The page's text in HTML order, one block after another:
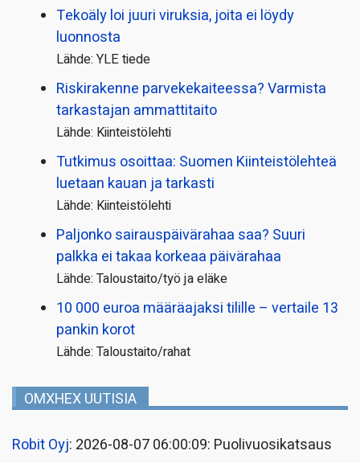
Tekoäly loi juuri viruksia, joita ei löydy
luonnosta
Lähde: YLE tiede
Riskirakenne parvekekaiteessa? Varmista
tarkastajan ammattitaito
Lähde: Kiinteistölehti
Tutkimus osoittaa: Suomen Kiinteistölehteä
luetaan kauan ja tarkasti
Lähde: Kiinteistölehti
Paljonko sairauspäivä­rahaa saa? Suuri
palkka ei takaa korkeaa päivärahaa
Lähde: Taloustaito/työ ja eläke
10 000 euroa määräajaksi tilille – vertaile 13
pankin korot
Lähde: Taloustaito/rahat
OMXHEX UUTISIA
Robit Oyj: 2026-08-07 06:00:09: Puolivuosikatsaus